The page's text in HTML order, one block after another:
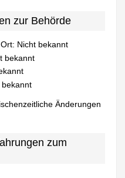
zur Behörde
Nicht bekannt
bekannt
Änderungen
zum